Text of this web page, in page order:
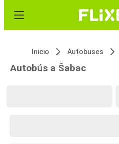
Inicio Autobuses
Autobús a Šabac